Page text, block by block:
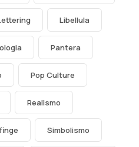
Libellula
Pantera
Pop Culture
Realismo
Simbolismo